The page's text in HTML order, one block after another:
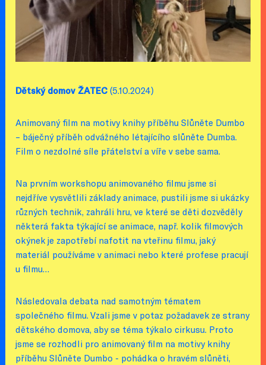
Dětský domov ŽATEC(5.10.2024)
Animovaný film na motivy knihy příběhu Slůněte Dumbo
– báječný příběh odvážného létajícího slůněte Dumba.
Film o nezdolné síle přátelství a víře v sebe sama.
Na prvním workshopu animovaného filmu jsme si
nejdříve vysvětlili základy animace, pustili jsme si ukázky
různých technik, zahráli hru, ve které se děti dozvěděly
některá fakta týkající se animace, např. kolik filmových
okýnek je zapotřebí nafotit na vteřinu filmu, jaký
materiál používáme v animaci nebo které profese pracují
u filmu…
Následovala debata nad samotným tématem
společného filmu. Vzali jsme v potaz požadavek ze strany
dětského domova, aby se téma týkalo cirkusu. Proto
jsme se rozhodli pro animovaný film na motivy knihy
příběhu Slůněte Dumbo - pohádka o hravém slůněti,